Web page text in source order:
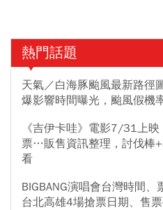
熱門話題
天氣／白海豚颱風最新路徑
爆影響時間曝光，颱風假機
《吉伊卡哇》電影7/31上
票…販售資訊整理，討伐棒
看
BIGBANG演唱會台灣時間
台北高雄4場搶票日期、售